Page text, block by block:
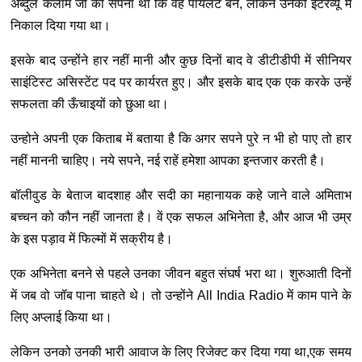
अब्दुल कलाम जी का सपना था कि वह पायलट बने, लेकिन उनको इंटरव्यू में
निकाल दिया गया था।
इसके बाद उन्होंने हार नहीं मानी और कुछ दिनों बाद वे डीटीडीपी में सीनियर
साइंटिस्ट असिस्टेंट पद पर कार्यरत हुए। और इसके बाद एक एक करके उन्हें
सफलता की ऊँचाइयों को छुआ था।
उन्होने अपनी एक किताब में बताया है कि अगर सपने पुरे न भी हो पाए तो हार
नहीं माननी चाहिए। नये सपने, नई राहें हमेशा आपका इन्तजार करती है।
बॉलीवुड के बेताज बादशाह और सदी का महानायक कहे जाने वाले अमिताभ
बच्चन को कौन नहीं जानता है। वें एक सफल अभिनेता है, और आज भी उम्र
के इस पड़ाव में फिल्मों में सक्रीय है।
एक अभिनेता बनने से पहले उनका जीवन बहुत संघर्ष भरा था। शुरुआती दिनों
में जब वो जॉब पाना चाहते थे। तो उन्होंने All India Radio में काम पाने के
लिए अप्लाई किया था।
लेकिन उनको उनकी भारी आवाज के लिए रिजेक्ट कर दिया गया था,एक समय